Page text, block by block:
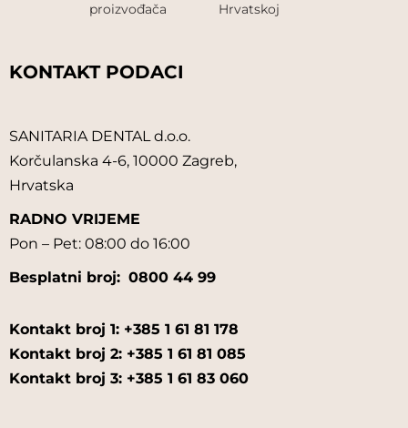
proizvođača
Hrvatskoj
KONTAKT PODACI
SANITARIA DENTAL d.o.o.
Korčulanska 4-6, 10000 Zagreb,
Hrvatska
RADNO VRIJEME
Pon – Pet: 08:00 do 16:00
Besplatni broj: 0800 44 99
Kontakt broj 1: +385 1 61 81 178
Kontakt broj 2: +385 1 61 81 085
Kontakt broj 3: +385 1 61 83 060